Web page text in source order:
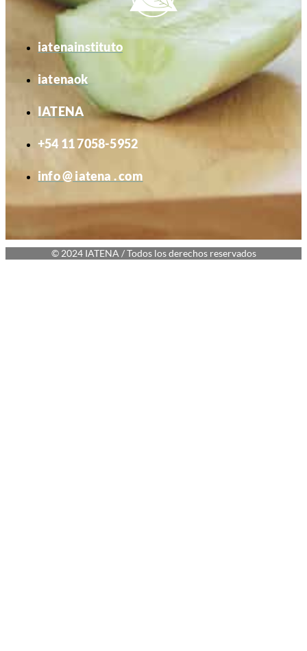
iatenainstituto
iatenaok
IATENA
+54 11 7058-5952
info @ iatena . com
© 2024 IATENA / Todos los derechos reservados